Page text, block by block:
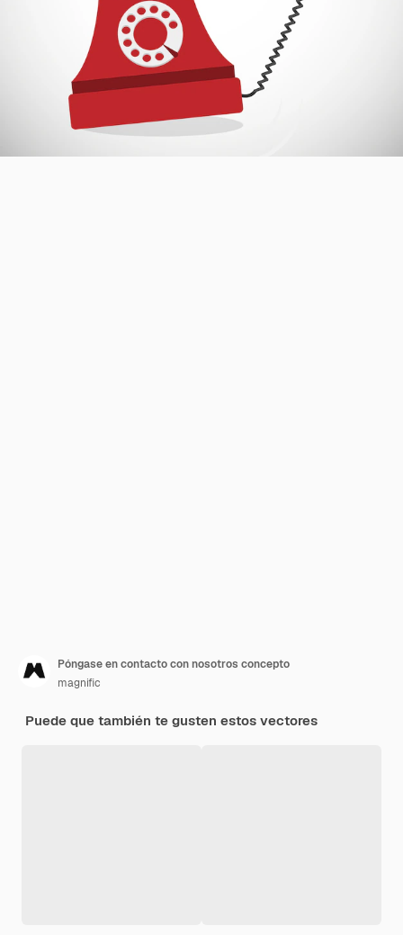
Póngase en contacto con nosotros concepto
magnific
Puede que también te gusten estos vectores